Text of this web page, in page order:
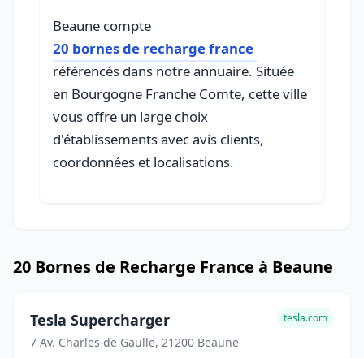
Beaune compte
20 bornes de recharge france
référencés dans notre annuaire. Située
en Bourgogne Franche Comte, cette ville
vous offre un large choix
d'établissements avec avis clients,
coordonnées et localisations.
20 Bornes de Recharge France à Beaune
Tesla Supercharger
7 Av. Charles de Gaulle, 21200 Beaune
tesla.com